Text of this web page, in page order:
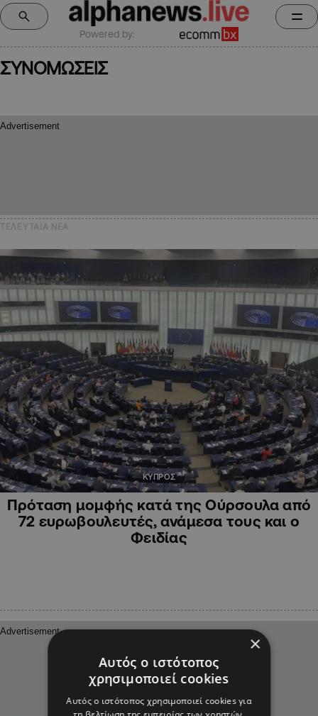
Powered by:
ΣΥΝΟΜΩΣΕΙΣ
ΚΥΠΡΟΣ
Πρόταση μομφής κατά της Ούρσουλα από
72 ευρωβουλευτές, ανάμεσα τους και ο
Φειδίας
×
Αυτός ο ιστότοπος
χρησιμοποιεί cookies
Αυτός ο ιστότοπος χρησιμοποιεί cookies για